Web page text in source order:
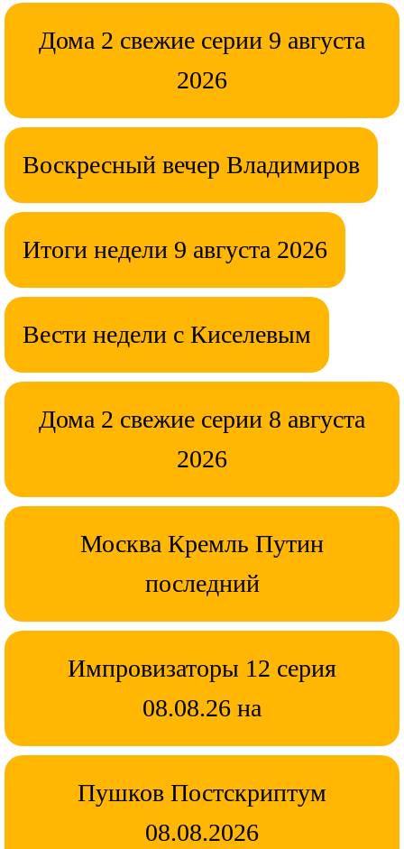
Дома 2 свежие серии 9 августа
2026
Воскресный вечер Владимиров
Итоги недели 9 августа 2026
Вести недели с Киселевым
Дома 2 свежие серии 8 августа
2026
Москва Кремль Путин
последний
Импровизаторы 12 серия
08.08.26 на
Пушков Постскриптум
08.08.2026